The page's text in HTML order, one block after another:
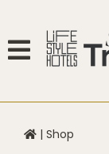
| Shop